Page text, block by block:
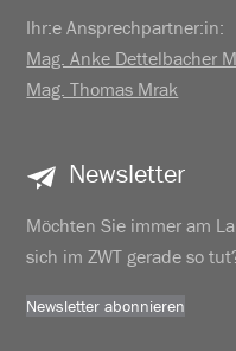
Ihr:e Ansprechpartner:in:
Mag. Anke Dettelbacher
Mag. Thomas Mrak
Newsletter
Möchten Sie immer am
sich im ZWT gerade so
Newsletter abonnieren